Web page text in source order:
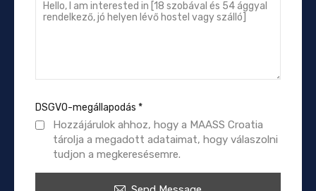
DSGVO-megállapodás *
Hozzájárulok ahhoz, hogy a MAASS Croatia
tárolja a megadott adataimat, hogy válaszolni
tudjon a megkeresésemre.